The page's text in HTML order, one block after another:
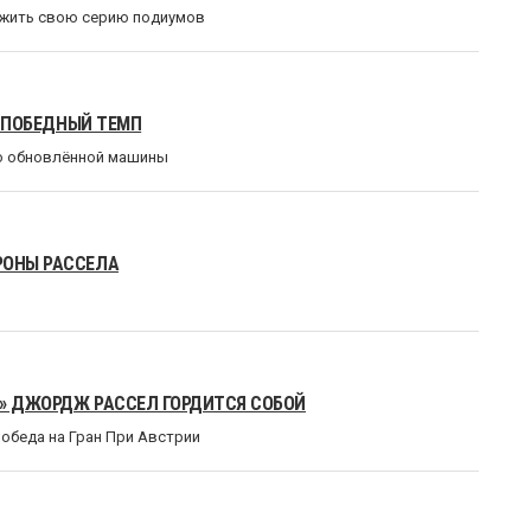
свою серию подиумов
ПОБЕДНЫЙ ТЕМП
обновлённой машины
РАССЕЛА
ДЖОРДЖ РАССЕЛ ГОРДИТСЯ СОБОЙ
на Гран При Австрии